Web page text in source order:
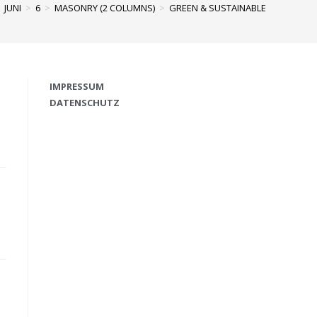
JUNI > 6 > MASONRY (2 COLUMNS) > GREEN & SUSTAINABLE
IMPRESSUM
DATENSCHUTZ